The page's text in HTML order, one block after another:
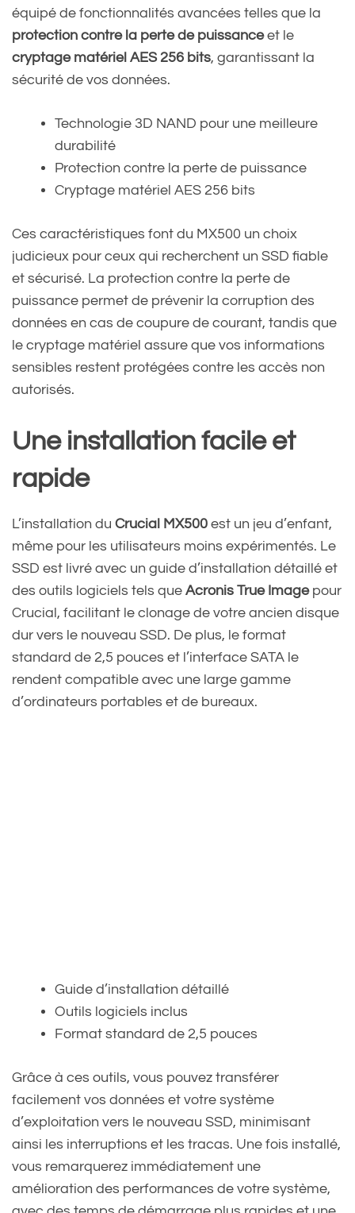
équipé de fonctionnalités avancées telles que la
protection contre la perte de puissanceet le
cryptage matériel AES 256 bits, garantissant la
sécurité de vos données.
Technologie 3D NAND pour une meilleure
durabilité
Protection contre la perte de puissance
Cryptage matériel AES 256 bits
Ces caractéristiques font du MX500 un choix
judicieux pour ceux qui recherchent un SSD fiable
et sécurisé. La protection contre la perte de
puissance permet de prévenir la corruption des
données en cas de coupure de courant, tandis que
le cryptage matériel assure que vos informations
sensibles restent protégées contre les accès non
autorisés.
Une installation facile et
rapide
L’installation du Crucial MX500 est un jeu d’enfant,
même pour les utilisateurs moins expérimentés. Le
SSD est livré avec un guide d’installation détaillé et
des outils logiciels tels que Acronis True Imagepour
Crucial, facilitant le clonage de votre ancien disque
dur vers le nouveau SSD. De plus, le format
standard de 2,5 pouces et l’interface SATA le
rendent compatible avec une large gamme
d’ordinateurs portables et de bureaux.
Guide d’installation détaillé
Outils logiciels inclus
Format standard de 2,5 pouces
Grâce à ces outils, vous pouvez transférer
facilement vos données et votre système
d’exploitation vers le nouveau SSD, minimisant
ainsi les interruptions et les tracas. Une fois installé,
vous remarquerez immédiatement une
amélioration des performances de votre système,